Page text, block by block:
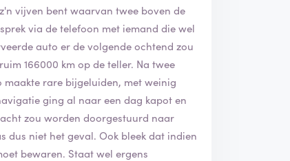
vijven bent waarvan twee boven de
via de telefoon met iemand die wel
auto er de volgende ochtend zou
166000 km op de teller. Na twee
rare bijgeluiden, met weinig
ging al naar een dag kapot en
zou worden doorgestuurd naar
dus niet het geval. Ook bleek dat indien
bewaren. Staat wel ergens